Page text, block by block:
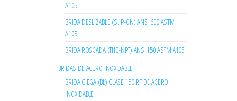
A105
BRIDA DESLIZABLE (SLIP-ON) ANSI 600 ASTM
A105
BRIDA ROSCADA (THD-NPT) ANSI 150 ASTM A105
BRIDAS DE ACERO INOXIDABLE
BRIDA CIEGA (BL) CLASE 150 RF DE ACERO
INOXIDABLE